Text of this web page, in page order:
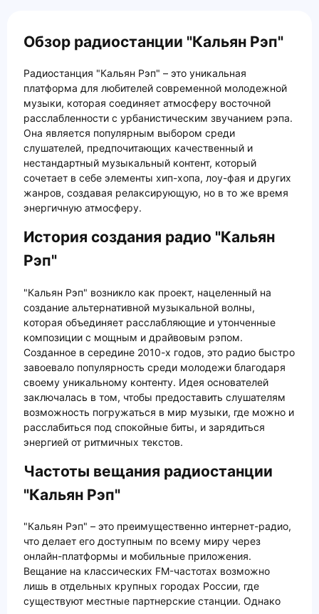
Обзор радиостанции "Кальян Рэп"
Радиостанция "Кальян Рэп" – это уникальная
платформа для любителей современной молодежной
музыки, которая соединяет атмосферу восточной
расслабленности с урбанистическим звучанием рэпа.
Она является популярным выбором среди
слушателей, предпочитающих качественный и
нестандартный музыкальный контент, который
сочетает в себе элементы хип-хопа, лоу-фая и других
жанров, создавая релаксирующую, но в то же время
энергичную атмосферу.
История создания радио "Кальян
Рэп"
"Кальян Рэп" возникло как проект, нацеленный на
создание альтернативной музыкальной волны,
которая объединяет расслабляющие и утонченные
композиции с мощным и драйвовым рэпом.
Созданное в середине 2010-х годов, это радио быстро
завоевало популярность среди молодежи благодаря
своему уникальному контенту. Идея основателей
заключалась в том, чтобы предоставить слушателям
возможность погружаться в мир музыки, где можно и
расслабиться под спокойные биты, и зарядиться
энергией от ритмичных текстов.
Частоты вещания радиостанции
"Кальян Рэп"
"Кальян Рэп" – это преимущественно интернет-радио,
что делает его доступным по всему миру через
онлайн-платформы и мобильные приложения.
Вещание на классических FM-частотах возможно
лишь в отдельных крупных городах России, где
существуют местные партнерские станции. Однако